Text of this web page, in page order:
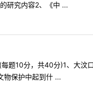
研究内容2、《中 ...
题10分，共40分)1、大汶
物保护中起到什 ...